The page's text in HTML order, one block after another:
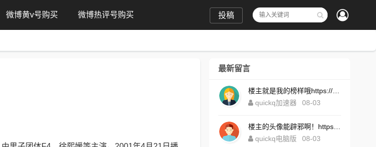
微博黄v号购买 微博热评号购买 投稿
最新留言
quickq加速器
08-03
quickq电脑版
08-03